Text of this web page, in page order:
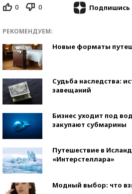
0 0 Подпишись
РЕКОМЕНДУЕМ:
Новые форматы
Судьба наследства:
завещаний
Бизнес уходит под
закупают субмарины
Путешествие в
«Интерстеллара»
Модный выбор: что